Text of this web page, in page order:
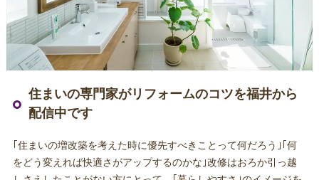
住まいの専門家がリフォームのコツを福井から
配信中です
｢住まいの増改築を考えた時に優先すべきことって何だろう｣｢何
をどう変えれば快適さがアップするのかな｣改修はおろか引っ越